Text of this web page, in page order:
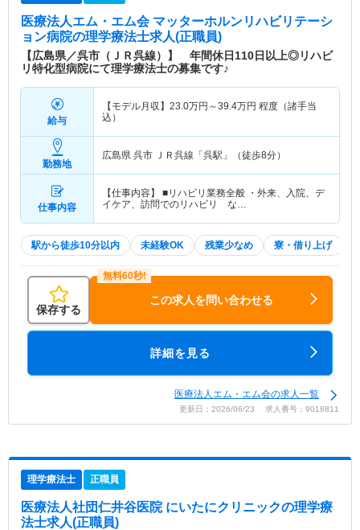
医療法人エム・エム会 マッターホルンリハビリテーシ
ョン病院の理学療法士求人(正職員)
【広島県／呉市（ＪＲ呉線）】 年間休日110日以上◎リハビ
リ特化型病院にて理学療法士の募集です♪
給与
【モデル月収】 23.0万円～39.4万円 程度（諸手当
込）
勤務地
広島県 呉市 ＪＲ呉線「呉駅」（徒歩8分）
仕事内容
【仕事内容】 ■リハビリ業務全般 ・外来、入院、デ
イケア、訪問でのリハビリ な…
駅から徒歩10分以内 未経験OK 残業少なめ 寮・借り上げ
保存する
この求人を問い合わせる
詳細を見る
医療法人エム・エム会の求人一覧
更新日：2026/06/23 求人番号：9018811
理学療法士 正職員
医療法人社団仁井谷医院 にいたにクリニックの理学療
法士求人(正職員)